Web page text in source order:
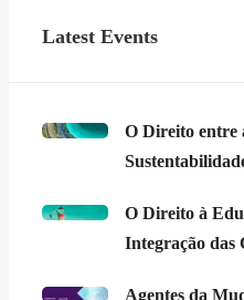
Latest Events
O Direito entre
O Direito à
Integração das
Agentes da